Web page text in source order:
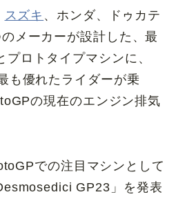
スズキ 、ホンダ、ドゥカテ
メーカーが設計した、最
ロトタイプマシンに、
も優れたライダーが乗
の現在のエンジン排気
での注目マシンとして
GP23」を発表